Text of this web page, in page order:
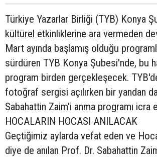
Türkiye Yazarlar Birliği (TYB) Konya
kültürel etkinliklerine ara vermeden
Mart ayında başlamış olduğu
sürdüren TYB Konya Şubesi'nde, bu
program birden gerçekleşecek.
fotoğraf sergisi açılırken bir yandan
Sabahattin Zaim'i anma programı icra
HOCALARIN HOCASI ANILACAK
Geçtiğimiz aylarda vefat eden ve
diye de anılan Prof. Dr. Sabahattin